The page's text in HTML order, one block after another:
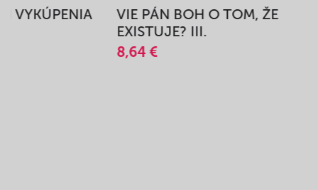
VYKÚPENIA
VIE PÁN BOH O TOM, ŽE
EXISTUJE? III.
8,64 €